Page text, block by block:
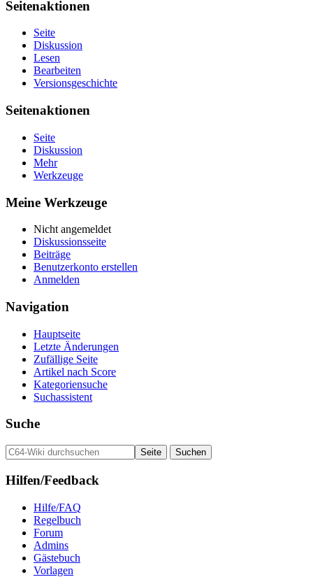
Seitenaktionen
Seite
Diskussion
Lesen
Bearbeiten
Versionsgeschichte
Seitenaktionen
Seite
Diskussion
Mehr
Werkzeuge
Meine Werkzeuge
Nicht angemeldet
Diskussionsseite
Beiträge
Benutzerkonto erstellen
Anmelden
Navigation
Hauptseite
Letzte Änderungen
Zufällige Seite
Artikel nach Score
Kategoriensuche
Suchassistent
Suche
Hilfen/Feedback
Hilfe/FAQ
Regelbuch
Forum
Admins
Gästebuch
Vorlagen